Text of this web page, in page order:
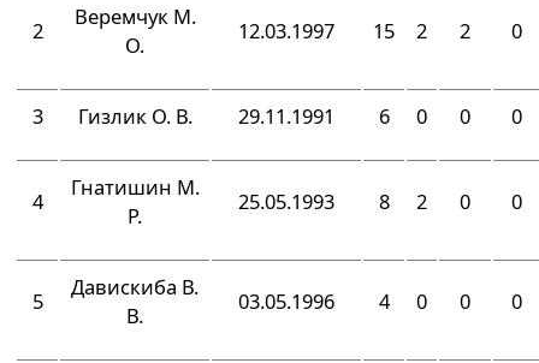
2
Веремчук М.
О.
12.03.1997 15 2 2 0
3 Гизлик О. В. 29.11.1991 6 0 0 0
4
Гнатишин М.
Р.
25.05.1993 8 2 0 0
5
Давискиба В.
В.
03.05.1996 4 0 0 0